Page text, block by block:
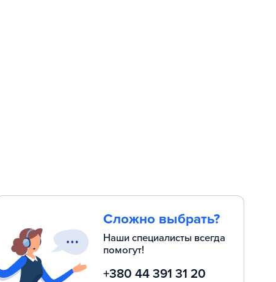
Сложно выбрать?
Наши специалисты всегда
помогут!
+380 44 391 31 20